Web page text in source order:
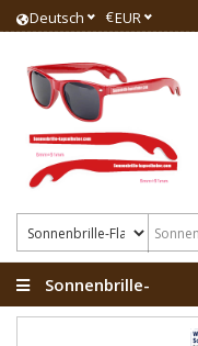
Deutsch €EUR
Sonnenbrille-